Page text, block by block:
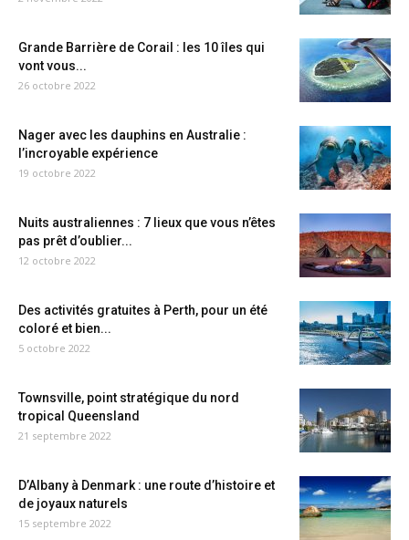
Grande Barrière de Corail : les 10 îles qui
vont vous...
26 octobre 2022
Nager avec les dauphins en Australie :
l’incroyable expérience
19 octobre 2022
Nuits australiennes : 7 lieux que vous n’êtes
pas prêt d’oublier...
12 octobre 2022
Des activités gratuites à Perth, pour un été
coloré et bien...
5 octobre 2022
Townsville, point stratégique du nord
tropical Queensland
21 septembre 2022
D’Albany à Denmark : une route d’histoire et
de joyaux naturels
15 septembre 2022